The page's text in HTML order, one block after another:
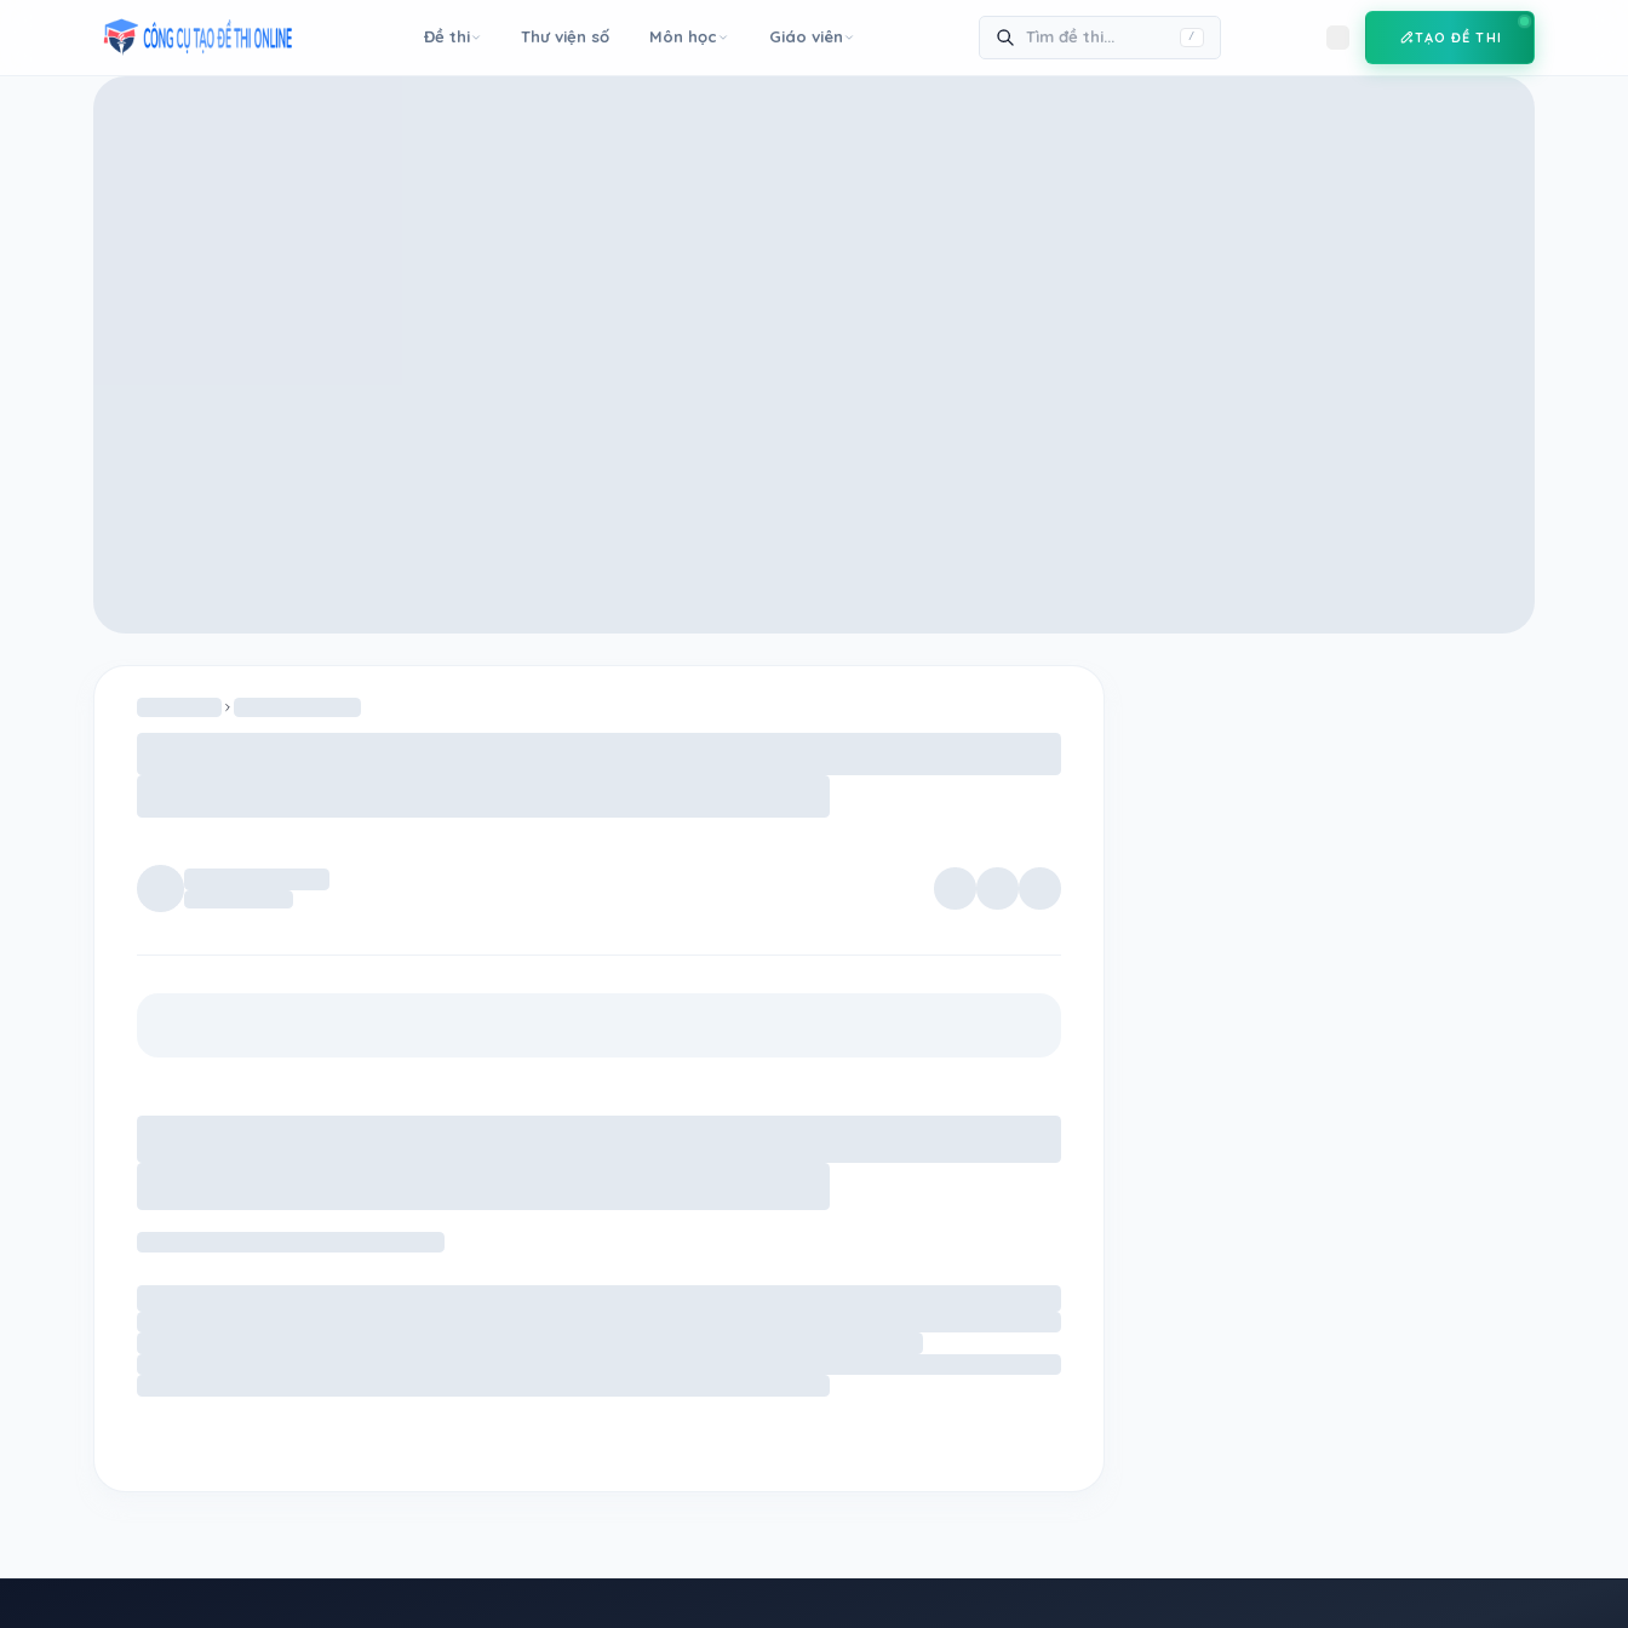
Đề thi Thư viện số Môn học Giáo viên / TẠO ĐỀ THI
Taodethi.xyz - Tạo đề thi Online miễn phí